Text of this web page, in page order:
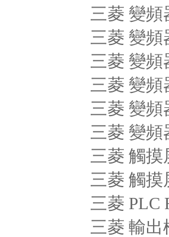
三菱 變頻
三菱 變頻
三菱 變頻
三菱 變頻
三菱 變頻
三菱 變頻
三菱 觸摸
三菱 觸摸
三菱 PLC
三菱 輸出